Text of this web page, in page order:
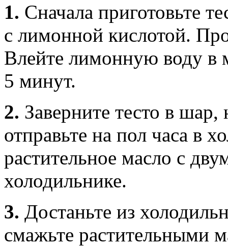
1. Сначала приготовьте
с лимонной кислотой.
Влейте лимонную воду в
5 минут.
2. Заверните тесто в
отправьте на пол часа в
растительное масло с
холодильнике.
3. Достаньте из
смажьте растительными